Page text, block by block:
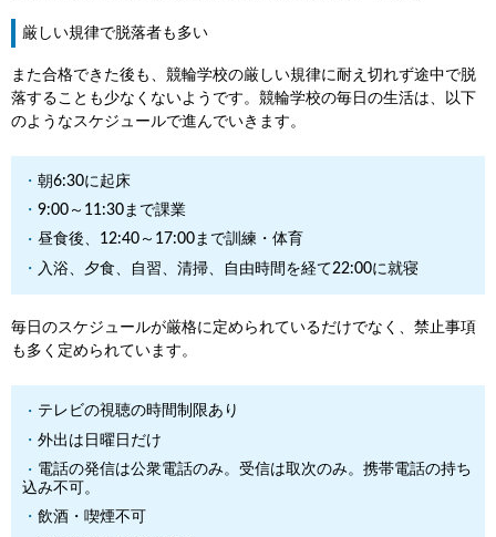
厳しい規律で脱落者も多い
また合格できた後も、競輪学校の厳しい規律に耐え切れず途中で脱
落することも少なくないようです。競輪学校の毎日の生活は、以下
のようなスケジュールで進んでいきます。
朝6:30に起床
9:00～11:30まで課業
昼食後、12:40～17:00まで訓練・体育
入浴、夕食、自習、清掃、自由時間を経て22:00に就寝
毎日のスケジュールが厳格に定められているだけでなく、禁止事項
も多く定められています。
テレビの視聴の時間制限あり
外出は日曜日だけ
電話の発信は公衆電話のみ。受信は取次のみ。携帯電話の持ち
込み不可。
飲酒・喫煙不可